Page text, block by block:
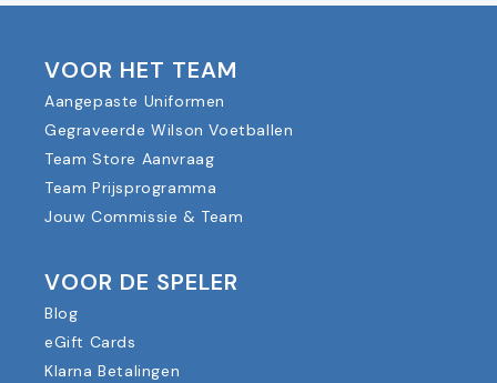
VOOR HET TEAM
Aangepaste Uniformen
Gegraveerde Wilson Voetballen
Team Store Aanvraag
Team Prijsprogramma
Jouw Commissie & Team
VOOR DE SPELER
Blog
eGift Cards
Klarna Betalingen